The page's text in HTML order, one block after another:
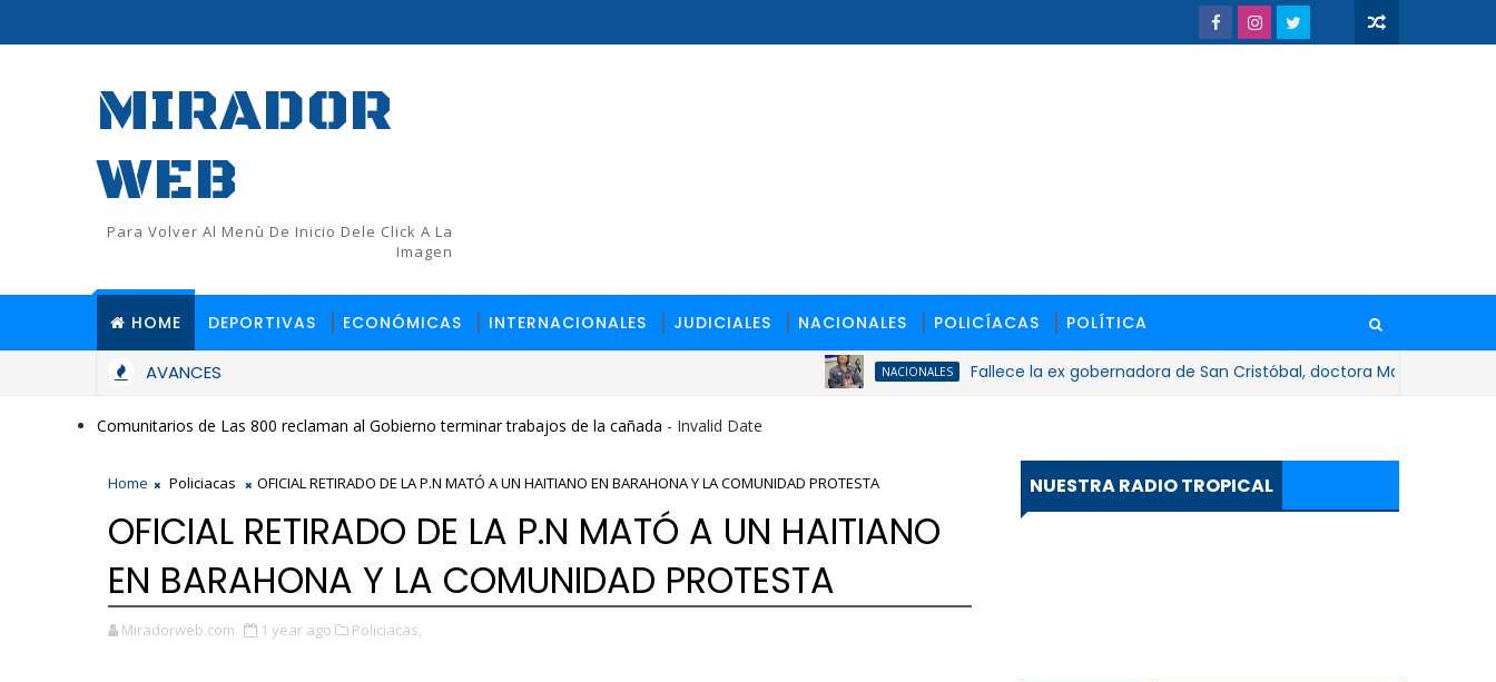
MIRADOR
WEB
Para Volver Al Menù De Inicio Dele Click A La
Imagen
HOME DEPORTIVAS ECONÓMICAS INTERNACIONALES JUDICIALES NACIONALES POLICÍACAS POLÍTICA
AVANCES NACIONALES Fallece la ex gobernadora de San Cristóbal, doctora María Antonieta Bello
Comunitarios de Las 800 reclaman al Gobierno terminar trabajos de la cañada - Invalid Date
Home Policiacas OFICIAL RETIRADO DE LA P.N MATÓ A UN HAITIANO EN BARAHONA Y LA COMUNIDAD PROTESTA
OFICIAL RETIRADO DE LA P.N MATÓ A UN HAITIANO
EN BARAHONA Y LA COMUNIDAD PROTESTA
Miradorweb.com 1 year ago Policiacas,
NUESTRA RADIO TROPICAL